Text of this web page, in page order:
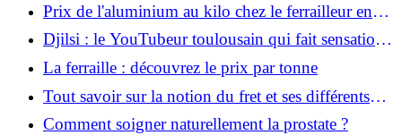
Prix de l'aluminium au kilo chez le ferrailleur en
2023 : tout ce qu’il faut savoir
Djilsi : le YouTubeur toulousain qui fait sensation
avec ses vidéos en caméra cachée
La ferraille : découvrez le prix par tonne
Tout savoir sur la notion du fret et ses différents
types
Comment soigner naturellement la prostate ?